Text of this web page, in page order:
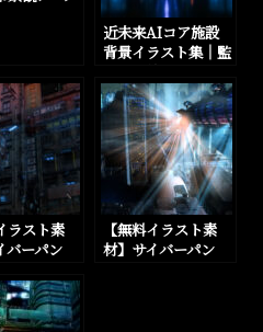
近未来AIコア施設
背景イラスト集｜監
12種（4K）をBOO
THに追加しまし
た。
ラスト素
バーパン
素材を21枚
した。
【無料イラスト素
材】サイバーパン